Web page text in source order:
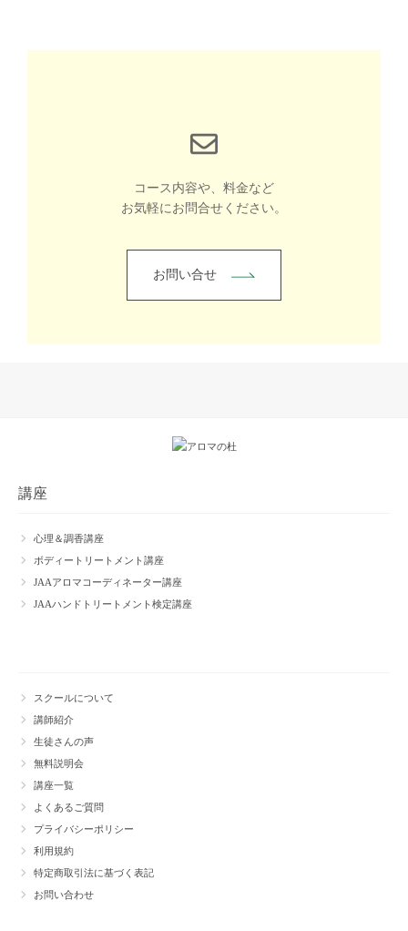
コース内容や、料金など
お気軽にお問合せください。
お問い合せ
講座
心理＆調香講座
ボディートリートメント講座
JAAアロマコーディネーター講座
JAAハンドトリートメント検定講座
スクールについて
講師紹介
生徒さんの声
無料説明会
講座一覧
よくあるご質問
プライバシーポリシー
利用規約
特定商取引法に基づく表記
お問い合わせ